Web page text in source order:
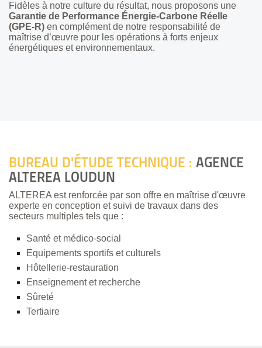
Fidèles à notre culture du résultat, nous proposons une
Garantie de Performance Énergie-Carbone Réelle
(GPE-R) en complément de notre responsabilité de
maîtrise d’œuvre pour les opérations à forts enjeux
énergétiques et environnementaux.
BUREAU D'ÉTUDE TECHNIQUE : AGENCE
ALTEREA LOUDUN
ALTEREA est renforcée par son offre en maîtrise d'œuvre
experte en conception et suivi de travaux dans des
secteurs multiples tels que :
Santé et médico-social
Equipements sportifs et culturels
Hôtellerie-restauration
Enseignement et recherche
Sûreté
Tertiaire